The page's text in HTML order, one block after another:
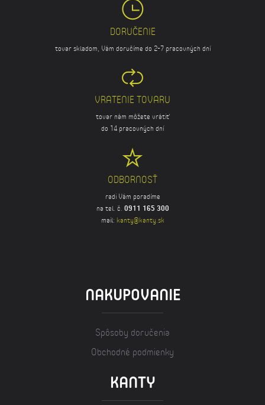
DORUČENIE
tovar skladom, Vám doručíme do 2-7 pracovných dní
VRATENIE TOVARU
tovar nám môžete vrátiť
do 14 pracovných dní
ODBORNOSŤ
radi Vám poradíme
na tel. č. 0911 165 300
mail: kanty@kanty.sk
NAKUPOVANIE
Spôsoby doručenia
Obchodné podmienky
KANTY